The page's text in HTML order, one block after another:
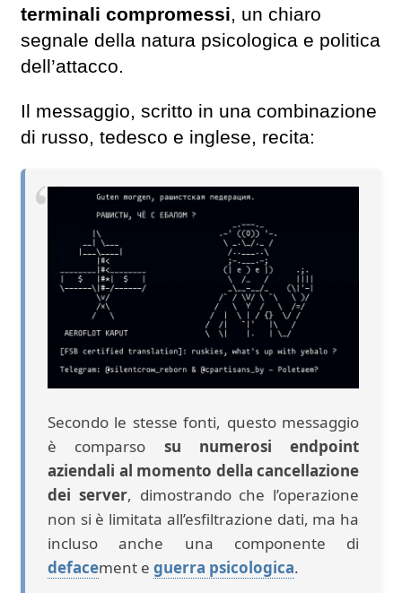
terminali compromessi, un chiaro
segnale della natura psicologica e politica
dell’attacco.
Il messaggio, scritto in una combinazione
di russo, tedesco e inglese, recita:
Secondo le stesse fonti, questo messaggio
è comparso su numerosi endpoint
aziendali al momento della cancellazione
dei server, dimostrando che l’operazione
non si è limitata all’esfiltrazione dati, ma ha
incluso anche una componente di
defacement e guerra psicologica.